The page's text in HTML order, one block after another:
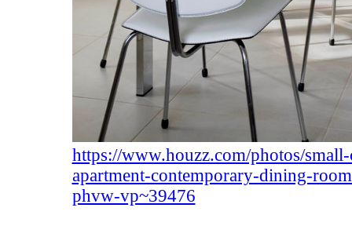
https://www.houzz.com/photos/small-
apartment-contemporary-dining-
phvw-vp~39476